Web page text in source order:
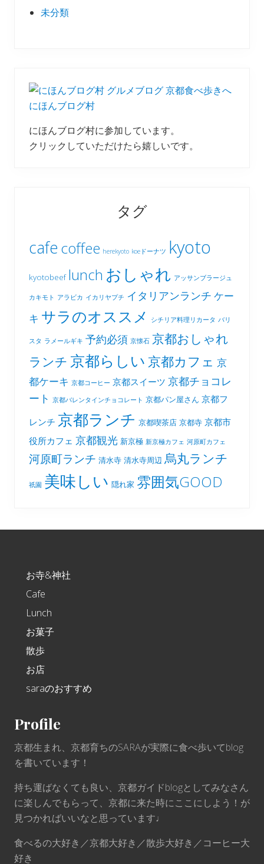
未分類
にほんブログ村
にほんブログ村に参加しています。
クリックしていただけたら嬉しいです。
タグ
cafe coffee herekyoto koeドーナツ kyoto
kyotobeef lunch おしゃれ アッサンブラージュ
カキモト アラビカ イカリヤプチ イタリアンランチ ケー
キ サラのオススメ シチリア料理リカータ バリ
スタ ラメールギキ 予約必須 京懐石 京都おしゃれ
ランチ 京都らしい 京都カフェ 京
都ケーキ 京都コーヒー 京都スイーツ 京都チョコレ
ート 京都バレンタインチョコレート 京都パン屋さん 京都フ
レンチ 京都ランチ 京都喫茶店 京都寺 京都市
役所カフェ 京都観光 新京極 新京極カフェ 河原町カフェ
河原町ランチ 清水寺 清水寺周辺 烏丸ランチ
祇園 美味しい 隠れ家 雰囲気GOOD
お寺&神社
Cafe
Lunch
お菓子
散歩
お店
saraのおすすめ
Profile
京都生まれ、京都育ちのSARAが実際に食べ歩いてblog
を書いています！
持ち運ばなくても良い、京都ガイドblogとしてみなさん
に楽しんでもらって、京都に来た時にここにしよう！が
見つかればいいなと思っています♩
食べるの大好き／京都大好き／散歩大好き／コーヒー大
好き